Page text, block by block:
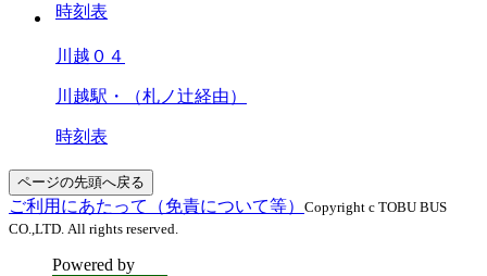
時刻表
川越０４
川越駅・（札ノ辻経由）
時刻表
ページの先頭へ戻る
ご利用にあたって（免責について等） Copyright c TOBU BUS
CO.,LTD. All rights reserved.
Powered by